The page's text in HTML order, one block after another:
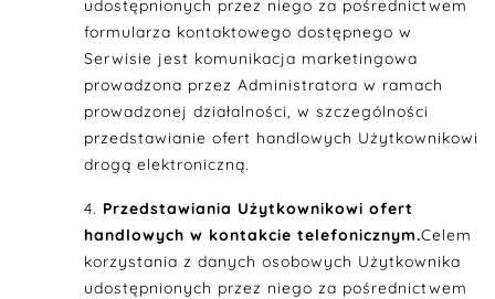
udostępnionych przez niego za pośrednictwem
formularza kontaktowego dostępnego w
Serwisie jest komunikacja marketingowa
prowadzona przez Administratora w ramach
prowadzonej działalności, w szczególności
przedstawianie ofert handlowych Użytkownikowi
drogą elektroniczną.
Przedstawiania Użytkownikowi ofert
handlowych w kontakcie telefonicznym.Celem
korzystania z danych osobowych Użytkownika
udostępnionych przez niego za pośrednictwem